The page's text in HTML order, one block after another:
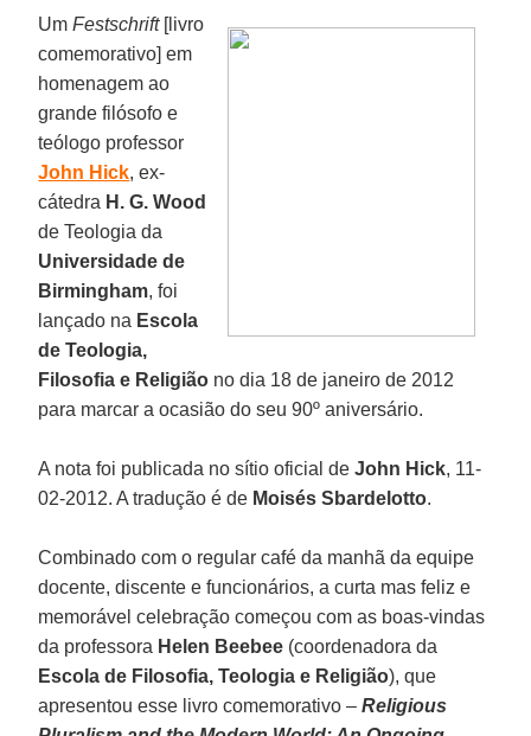
UmFestschrift [livro
comemorativo] em
homenagem ao
grande filósofo e
teólogo professor
John Hick, ex-
cátedra H. G. Wood
de Teologia da
Universidade de
Birmingham, foi
lançado na Escola
de Teologia,
Filosofia e Religião no dia 18 de janeiro de 2012
para marcar a ocasião do seu 90º aniversário.
A nota foi publicada no sítio oficial deJohn Hick, 11-
02-2012. A tradução é de Moisés Sbardelotto.
Combinado com o regular café da manhã da equipe
docente, discente e funcionários, a curta mas feliz e
memorável celebração começou com as boas-vindas
da professora Helen Beebee (coordenadora da
Escola de Filosofia, Teologia e Religião), que
apresentou esse livro comemorativo –Religious